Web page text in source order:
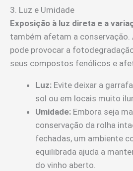
3. Luz e Umidade
Exposição à luz direta e a
também afetam a conservação.
pode provocar a
seus compostos fenólicos e
Luz: Evite deixar a
sol ou em locais muito
Umidade: Embora seja
conservação da rolha
fechadas, um ambiente
equilibrada ajuda a
do vinho aberto.